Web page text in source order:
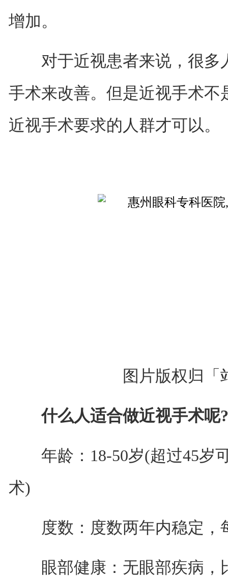
增加。
对于近视患者来说，很多
手术来改善。但是近视手术
近视手术要求的人群才可以。
图片版权归「
什么人适合做近视手术呢?
年龄：18-50岁(超过45岁
术)
度数：度数两年内稳定，
眼部健康：无眼部疾病，